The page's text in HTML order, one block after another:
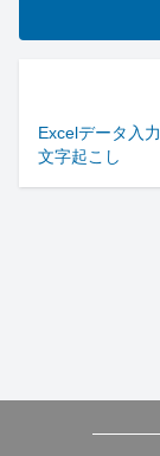
Excelデータ入力
文字起こし